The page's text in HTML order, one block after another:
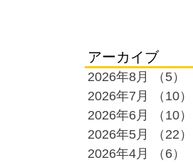
アーカイブ
2026年8月 （5）
2026年7月
（10）
2026年6月
（10）
2026年5月
（22）
2026年4月
（6）